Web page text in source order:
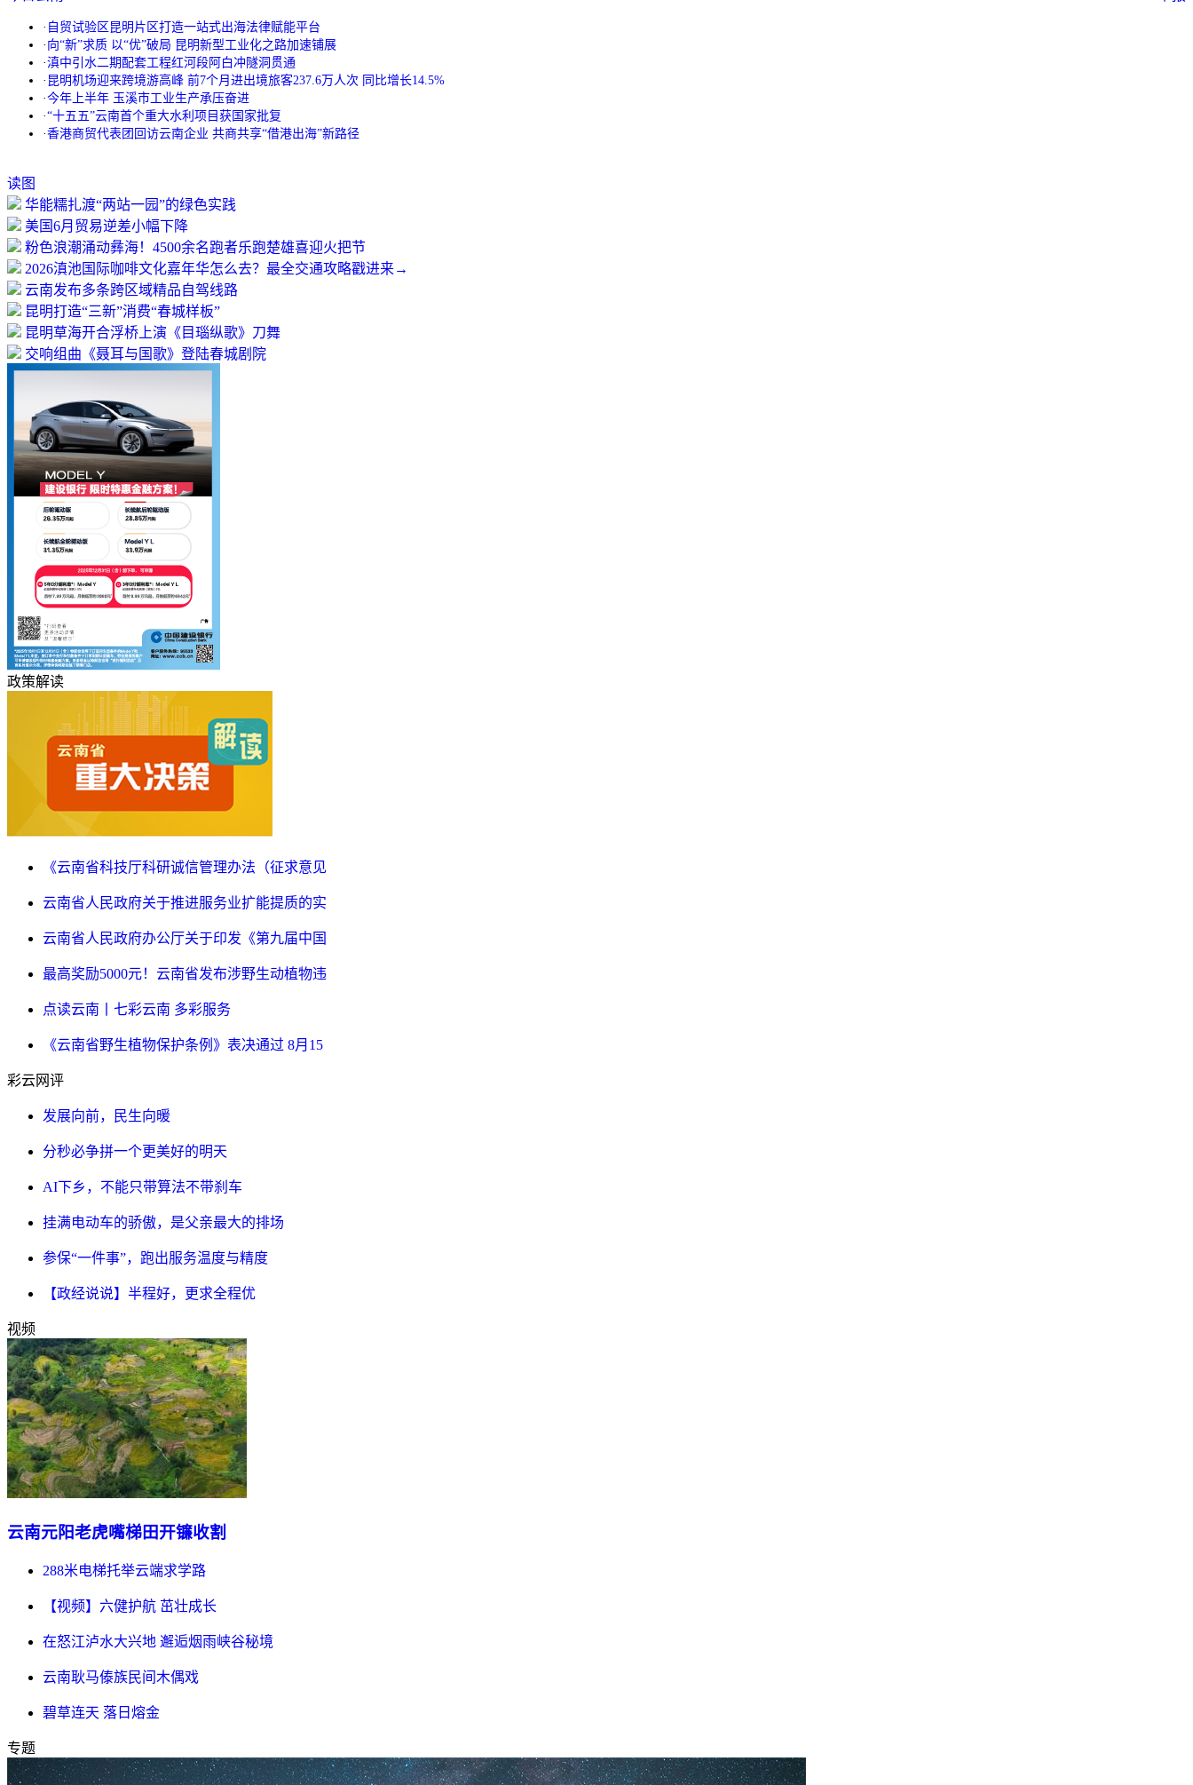
· 自贸试验区昆明片区打造一站式出海法律赋能平台
· 向“新”求质 以“优”破局 昆明新型工业化之路加速铺展
·滇中引水二期配套工程红河段阿白冲隧洞贯通
· 昆明机场迎来跨境游高峰 前7个月进出境旅客237.6万人次 同比增长14.5%
·今年上半年 玉溪市工业生产承压奋进
·“十五五”云南首个重大水利项目获国家批复
·香港商贸代表团回访云南企业 共商共享“借港出海”新路径
读图
华能糯扎渡“两站一园”的绿色实践
美国6月贸易逆差小幅下降
粉色浪潮涌动彝海！4500余名跑者乐跑楚雄喜迎火把节
2026滇池国际咖啡文化嘉年华怎么去？最全交通攻略戳进来→
云南发布多条跨区域精品自驾线路
昆明打造“三新”消费“春城样板”
昆明草海开合浮桥上演《目瑙纵歌》刀舞
交响组曲《聂耳与国歌》登陆春城剧院
政策解读
《云南省科技厅科研诚信管理办法（征求意见
云南省人民政府关于推进服务业扩能提质的实
云南省人民政府办公厅关于印发《第九届中国
最高奖励5000元！云南省发布涉野生动植物违
点读云南丨七彩云南 多彩服务
《云南省野生植物保护条例》表决通过 8月15
彩云网评
发展向前，民生向暖
分秒必争拼一个更美好的明天
AI下乡，不能只带算法不带刹车
挂满电动车的骄傲，是父亲最大的排场
参保“一件事”，跑出服务温度与精度
【政经说说】半程好，更求全程优
视频
云南元阳老虎嘴梯田开镰收割
288米电梯托举云端求学路
【视频】六健护航 茁壮成长
在怒江泸水大兴地 邂逅烟雨峡谷秘境
云南耿马傣族民间木偶戏
碧草连天 落日熔金
专题